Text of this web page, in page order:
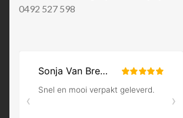
0492 527 598